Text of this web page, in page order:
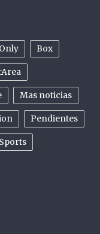
Box
Mas noticias
Pendientes
Sports